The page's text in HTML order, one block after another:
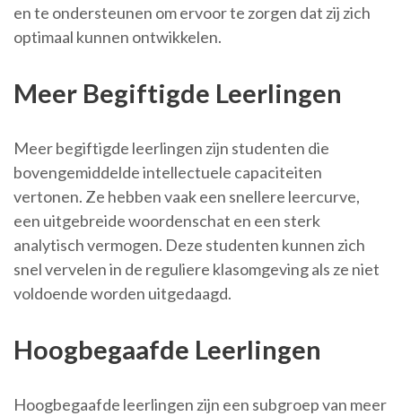
en te ondersteunen om ervoor te zorgen dat zij zich
optimaal kunnen ontwikkelen.
Meer Begiftigde Leerlingen
Meer begiftigde leerlingen zijn studenten die
bovengemiddelde intellectuele capaciteiten
vertonen. Ze hebben vaak een snellere leercurve,
een uitgebreide woordenschat en een sterk
analytisch vermogen. Deze studenten kunnen zich
snel vervelen in de reguliere klasomgeving als ze niet
voldoende worden uitgedaagd.
Hoogbegaafde Leerlingen
Hoogbegaafde leerlingen zijn een subgroep van meer